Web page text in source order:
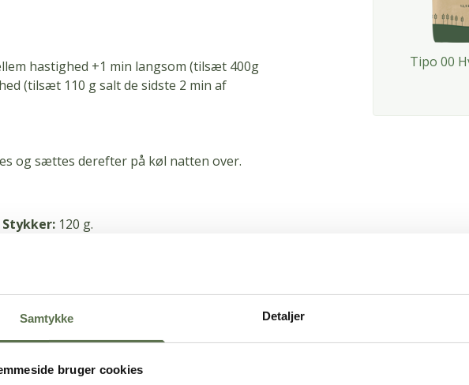
Samtykke Detaljer
bruger cookies
hastighed +1 min langsom (tilsæt 400g
(tilsæt 110 g salt de sidste 2 min af
og sættes derefter på køl natten over.
Stykker: 120 g.
Baguette 20 g, Stykker 3 g.
den skal bruges.
Tipo 00